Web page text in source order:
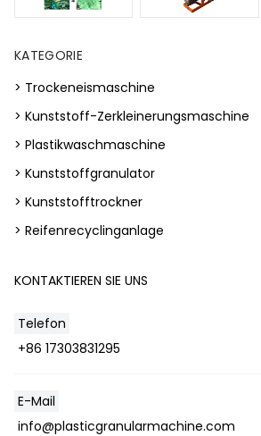
KATEGORIE
> Trockeneismaschine
> Kunststoff-Zerkleinerungsmaschine
> Plastikwaschmaschine
> Kunststoffgranulator
> Kunststofftrockner
> Reifenrecyclinganlage
KONTAKTIEREN SIE UNS
Telefon
+86 17303831295
E-Mail
info@plasticgranularmachine.com